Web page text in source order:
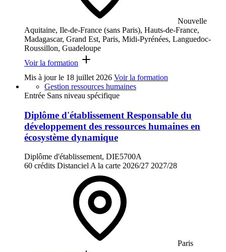
Nouvelle
Aquitaine, Ile-de-France (sans Paris), Hauts-de-France,
Madagascar, Grand Est, Paris, Midi-Pyrénées, Languedoc-
Roussillon, Guadeloupe
Voir la formation
Mis à jour le 18 juillet 2026 Voir la formation
Gestion ressources humaines
Entrée Sans niveau spécifique
Diplôme d'établissement Responsable du
développement des ressources humaines en
écosystème dynamique
Diplôme d'établissement, DIE5700A
60 crédits Distanciel A la carte 2026/27 2027/28
Paris